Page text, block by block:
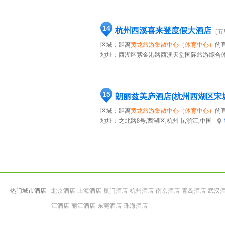
14 杭州西溪喜来登度假大酒店
[
区域：距离黄龙旅游集散中心（体育中心） 的
地址： 西湖区紫金港路西溪天堂国际旅游综合
15 朗丽兹美庐酒店(杭州西湖区宋
区域：距离黄龙旅游集散中心（体育中心） 的
地址： 之北路8号,西湖区,杭州市,浙江,中国
热门城市酒店 北京酒店 上海酒店 厦门酒店 杭州酒店 南京酒店 青岛酒店 武汉
江酒店 丽江酒店 东莞酒店 珠海酒店